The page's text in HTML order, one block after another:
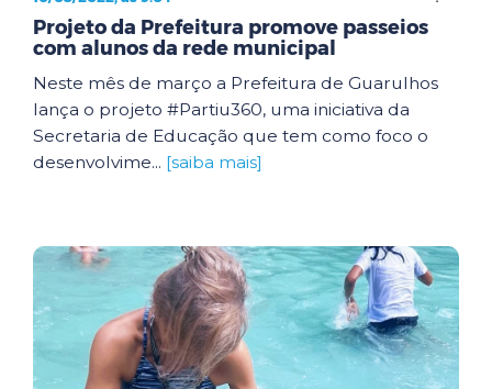
Projeto da Prefeitura promove passeios
com alunos da rede municipal
Neste mês de março a Prefeitura de Guarulhos
lança o projeto #Partiu360, uma iniciativa da
Secretaria de Educação que tem como foco o
desenvolvime... [saiba mais]